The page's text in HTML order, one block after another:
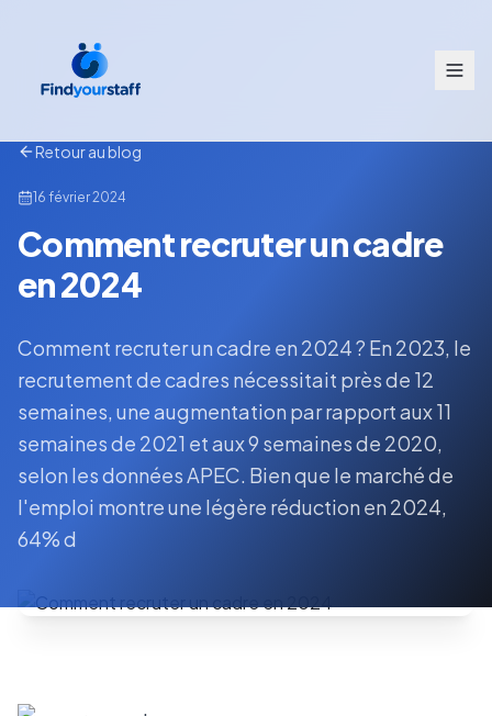
Retour au blog
16 février 2024
Comment recruter un cadre
en 2024
Comment recruter un cadre en 2024 ? En 2023, le
recrutement de cadres nécessitait près de 12
semaines, une augmentation par rapport aux 11
semaines de 2021 et aux 9 semaines de 2020,
selon les données APEC. Bien que le marché de
l'emploi montre une légère réduction en 2024,
64% d